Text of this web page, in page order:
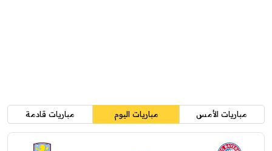
مباريات الأمس مباريات اليوم مباريات قادمة